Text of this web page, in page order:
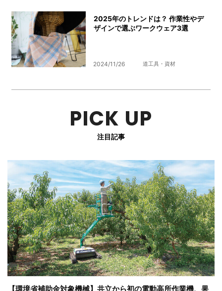
2025年のトレンドは？ 作業性やデ
ザインで選ぶワークウェア3選
2024/11/26 道工具・資材
PICK UP
注目記事
【環境省補助金対象機械】共立から初の電動高所作業機、果